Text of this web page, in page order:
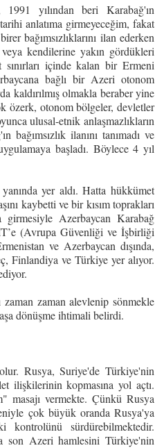
yılından beri Karabağ'ın
anlatıma girmeyeceğim, fakat
bağımsızlıklarını ilan ederken
kendilerine yakın gördükleri
sınırları içinde kalan bir Ermeni
bağlı bir Azeri otonom
kaldırılmış olmakla beraber yine
özerk, otonom bölgeler, devletler
ulusal-etnik anlaşmazlıkların
ilanını tanımadı ve
başladı. Böylece 4 yıl
yer aldı. Hatta hükkümet
kaybetti ve bir kısım toprakları
Azerbaycan Karabağ
(Avrupa Güvenliği ve İşbirliği
ve Azerbaycan dışında,
Finlandiya ve Türkiye yer alıyor.
zaman zaman alevlenip sönmekle
dönüşme ihtimali belirdi.
Rusya, Suriye'de Türkiye'nin
ilişkilerinin kopmasına yol açtı.
masajı vermekte. Çünkü Rusya
çok büyük oranda Rusya'ya
kontrolünü sürdürebilmektedir.
son Azeri hamlesini Türkiye'nin